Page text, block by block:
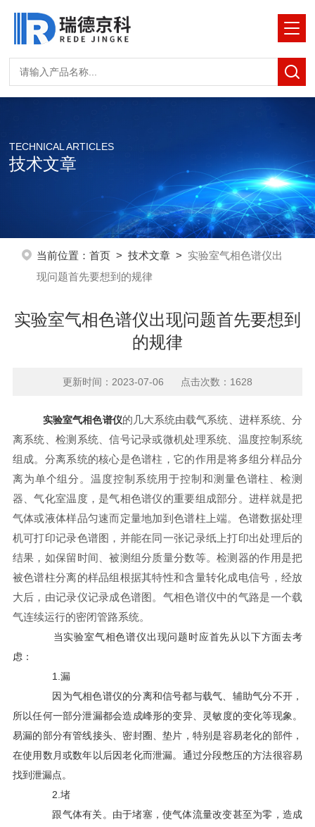
TECHNICAL ARTICLES
技术文章
当前位置： 首页> 技术文章> 实验室气相色谱仪出
现问题首先要想到的规律
实验室气相色谱仪出现问题首先要想到
的规律
更新时间：2023-07-06 点击次数：1628
实验室气相色谱仪的几大系统由载气系统、进样系统、分
离系统、检测系统、信号记录或微机处理系统、温度控制系统
组成。分离系统的核心是色谱柱，它的作用是将多组分样品分
离为单个组分。温度控制系统用于控制和测量色谱柱、检测
器、气化室温度，是气相色谱仪的重要组成部分。进样就是把
气体或液体样品匀速而定量地加到色谱柱上端。色谱数据处理
机可打印记录色谱图，并能在同一张记录纸上打印出处理后的
结果，如保留时间、被测组分质量分数等。检测器的作用是把
被色谱柱分离的样品组根据其特性和含量转化成电信号，经放
大后，由记录仪记录成色谱图。气相色谱仪中的气路是一个载
气连续运行的密闭管路系统。
当实验室气相色谱仪出现问题时应首先从以下方面去考
虑：
1.漏
因为气相色谱仪的分离和信号都与载气、辅助气分不开，
所以任何一部分泄漏都会造成峰形的变异、灵敏度的变化等现象。
易漏的部分有管线接头、密封圈、垫片，特别是容易老化的部件，
在使用数月或数年以后因老化而泄漏。通过分段憋压的方法很容易
找到泄漏点。
2.堵
跟气体有关。由于堵塞，使气体流量改变甚至为零，造成